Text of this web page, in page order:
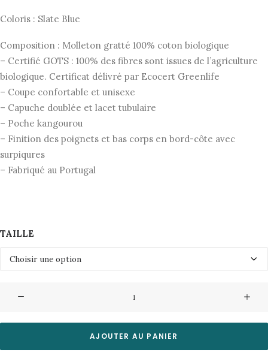
139,00€.69,50€.
Coloris : Slate Blue
Composition : Molleton gratté 100% coton biologique
– Certifié GOTS : 100% des fibres sont issues de l’agriculture
biologique. Certificat délivré par Ecocert Greenlife
– Coupe confortable et unisexe
– Capuche doublée et lacet tubulaire
– Poche kangourou
– Finition des poignets et bas corps en bord-côte avec
surpiqures
– Fabriqué au Portugal
TAILLE
Sweat
"Crème
AJOUTER AU PANIER